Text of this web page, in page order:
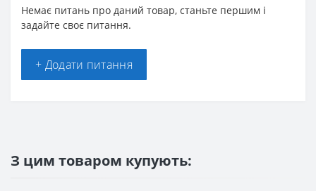
Немає питань про даний товар, станьте першим і
задайте своє питання.
+ Додати питання
З цим товаром купують: